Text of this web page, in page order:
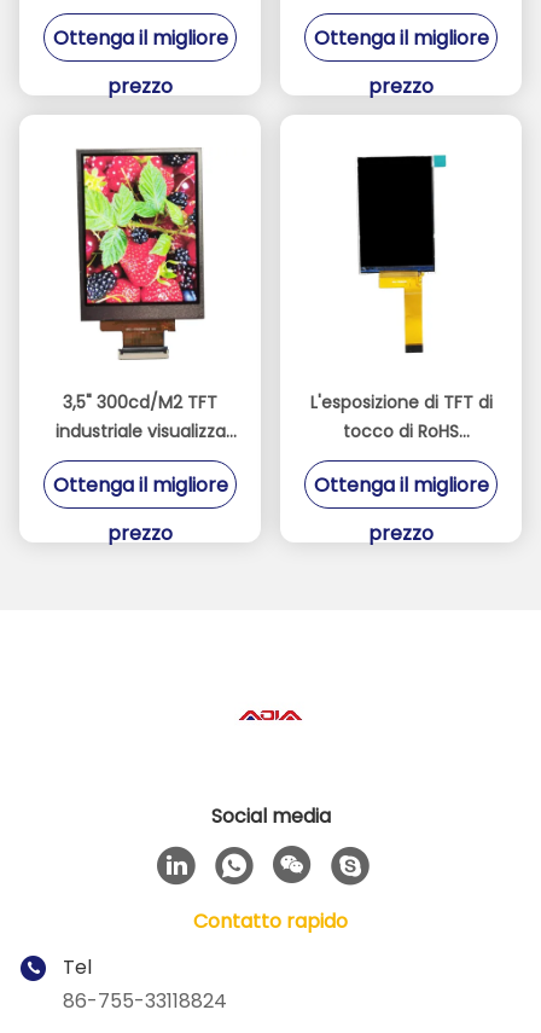
480x480 TFT con il
driver di HX8379C
Ottenga il migliore
prezzo
di 39 Pin TFT con i
punti 800x800
Ottenga il migliore
prezzo
3,5" 300cd/M2 TFT
industriale visualizza
l'interfaccia di RGB di
18 bit per il dispositivo
Ottenga il migliore
prezzo
L'esposizione di TFT di
tocco di RoHS
320x480, Mipi collega
l'esposizione
Ottenga il migliore
prezzo
Social media
Contatto rapido
Tel
86-755-33118824